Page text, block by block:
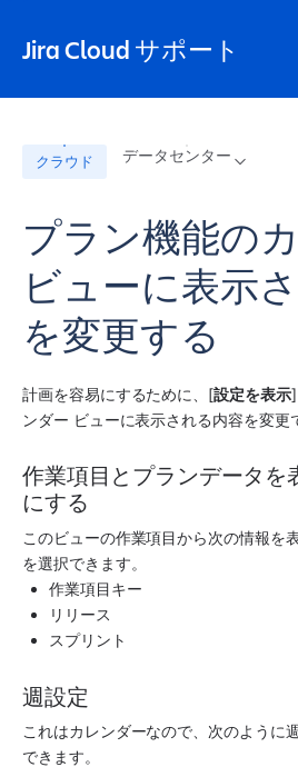
Jira Cloud サポート
クラウド データセンター
プラン機能の
ビューに表示
を変更する
計画を容易にするために、[設定を表示
ンダー ビューに表示される内容を変更
作業項目とプランデータを
にする
このビューの作業項目から次の情報を
を選択できます。
作業項目キー
リリース
スプリント
週設定
これはカレンダーなので、次のように
できます。